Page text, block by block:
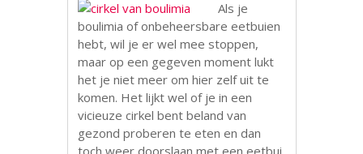
Als je
boulimia of onbeheersbare eetbuien
hebt, wil je er wel mee stoppen,
maar op een gegeven moment lukt
het je niet meer om hier zelf uit te
komen. Het lijkt wel of je in een
vicieuze cirkel bent beland van
gezond proberen te eten en dan
toch weer doorslaan met een eetbui